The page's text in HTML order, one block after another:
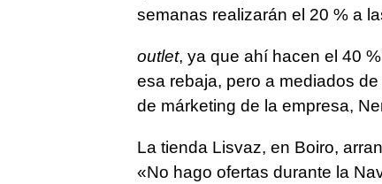
semanas realizarán el 20 % a
outlet, ya que ahí hacen el 40
esa rebaja, pero a mediados
de márketing de la empresa,
La tienda Lisvaz, en Boiro,
«No hago ofertas durante la